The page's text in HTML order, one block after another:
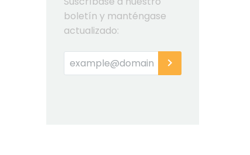
boletín y manténgase
actualizado: